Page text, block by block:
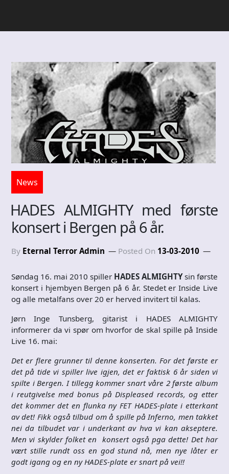
News
HADES ALMIGHTY med første
konsert i Bergen på 6 år.
By Eternal Terror Admin Posted On 13-03-2010
Søndag 16. mai 2010 spiller HADES ALMIGHTYsin første
konsert i hjembyen Bergen på 6 år. Stedet er Inside Live
og alle metalfans over 20 er herved invitert til kalas.
Jørn Inge Tunsberg, gitarist i HADES ALMIGHTY
informerer da vi spør om hvorfor de skal spille på Inside
Live 16. mai:
Det er flere grunner til denne konserten. For det første er
det på tide vi spiller live igjen, det er faktisk 6 år siden vi
spilte i Bergen. I tillegg kommer snart våre 2 første album
i reutgivelse med bonus på Displeased records, og etter
det kommer det en flunka ny FET HADES-plate i etterkant
av det! Fikk også tilbud om å spille på Inferno, men takket
nei da tilbudet var i underkant av hva vi kan akseptere.
Men vi skylder folket en konsert også pga dette! Det har
vært stille rundt oss en god stund nå, men nye låter er
godt igang og en ny HADES-plate er snart på vei!!